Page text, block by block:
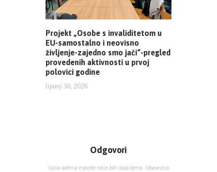
Projekt „Osobe s invaliditetom u
EU-samostalno i neovisno
življenje-zajedno smo jači“-pregled
provedenih aktivnosti u prvoj
polovici godine
lipanj 30, 2026
Odgovori
Vaša adresa e-pošte neće biti objavljena. Obavezna